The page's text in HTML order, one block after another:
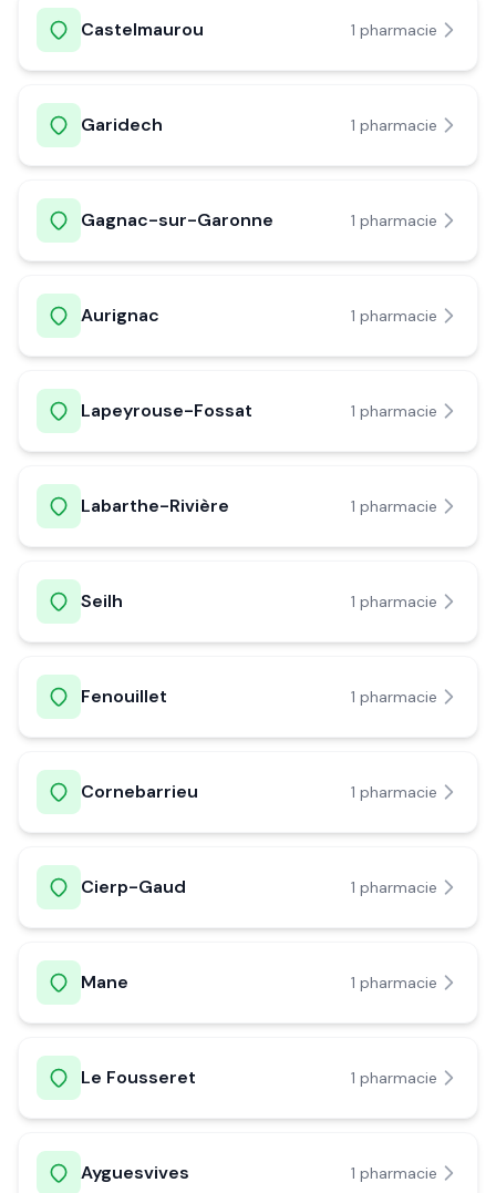
Castelmaurou 1 pharmacie
Garidech 1 pharmacie
Gagnac-sur-Garonne 1 pharmacie
Aurignac 1 pharmacie
Lapeyrouse-Fossat 1 pharmacie
Labarthe-Rivière 1 pharmacie
Seilh 1 pharmacie
Fenouillet 1 pharmacie
Cornebarrieu 1 pharmacie
Cierp-Gaud 1 pharmacie
Mane 1 pharmacie
Le Fousseret 1 pharmacie
Ayguesvives 1 pharmacie